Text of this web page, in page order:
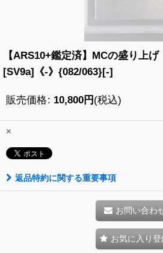
【ARS10+鑑定済】MCの盛り上
[SV9a]《-》{082/063}[-]
販売価格: 10,800円 (税込)
×
返品特約に関する重要事項
お問い合わ
お気に入り登